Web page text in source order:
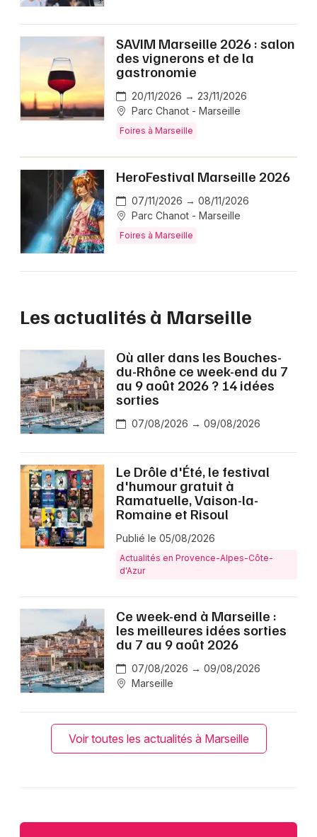
SAVIM Marseille 2026 : salon
des vignerons et de la
gastronomie
20/11/2026 → 23/11/2026
Parc Chanot - Marseille
Foires à Marseille
HeroFestival Marseille 2026
07/11/2026 → 08/11/2026
Parc Chanot - Marseille
Foires à Marseille
Les actualités à Marseille
Où aller dans les Bouches-
du-Rhône ce week-end du 7
au 9 août 2026 ? 14 idées
sorties
07/08/2026 → 09/08/2026
Le Drôle d'Été, le festival
d'humour gratuit à
Ramatuelle, Vaison-la-
Romaine et Risoul
Publié le 05/08/2026
Actualités en Provence-Alpes-Côte-
d'Azur
Ce week-end à Marseille :
les meilleures idées sorties
du 7 au 9 août 2026
07/08/2026 → 09/08/2026
Marseille
Voir toutes les actualités à Marseille